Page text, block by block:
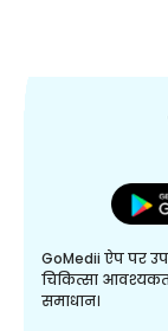
GoMedii ऐप पर
चिकित्सा
समाधान।